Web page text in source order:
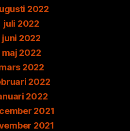
2022
juli 2022
juni 2022
maj 2022
2022
2022
2022
2021
2021